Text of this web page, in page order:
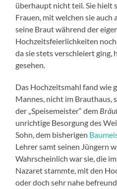
überhaupt nicht teil. Sie hielt
Frauen, mit welchen sie auch
seine Braut während der
Hochzeitsfeierlichkeiten
da sie stets verschleiert ging,
gesehen.
Das Hochzeitsmahl fand wie
Mannes, nicht im Brauthaus,
der „Speisemeister“ dem
unrichtige Besorgung des
Sohn, dem bisherigen
Lehrer samt seinen Jüngern
Wahrscheinlich war sie, die
Nazaret stammte, mit den
oder doch sehr nahe